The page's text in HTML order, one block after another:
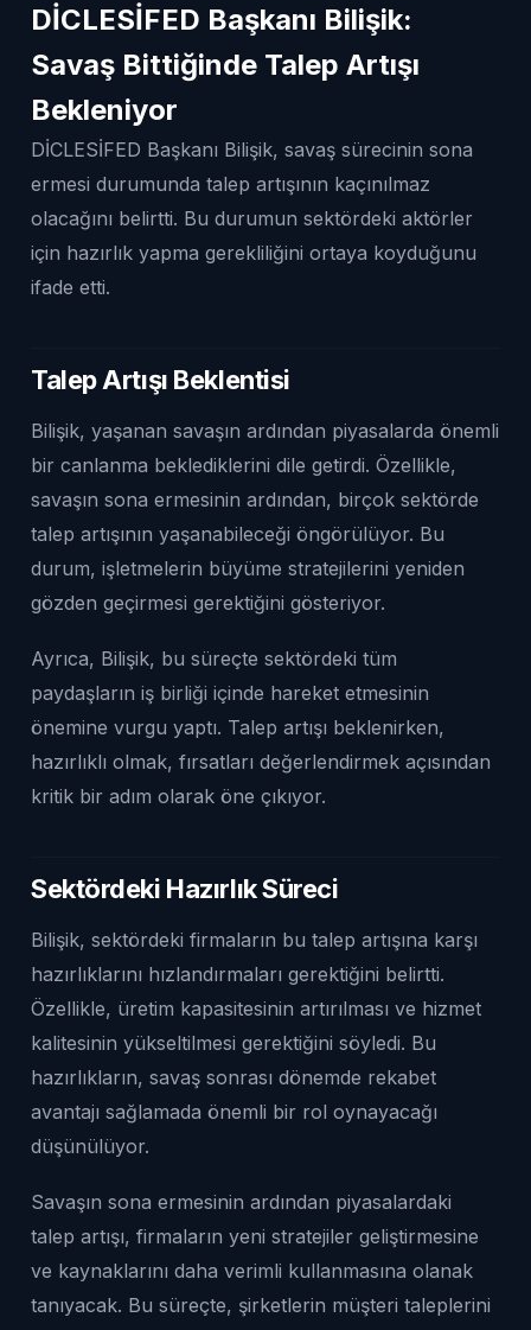
DİCLESİFED Başkanı Bilişik:
Savaş Bittiğinde Talep Artışı
Bekleniyor
DİCLESİFED Başkanı Bilişik, savaş sürecinin sona
ermesi durumunda talep artışının kaçınılmaz
olacağını belirtti. Bu durumun sektördeki aktörler
için hazırlık yapma gerekliliğini ortaya koyduğunu
ifade etti.
Talep Artışı Beklentisi
Bilişik, yaşanan savaşın ardından piyasalarda önemli
bir canlanma beklediklerini dile getirdi. Özellikle,
savaşın sona ermesinin ardından, birçok sektörde
talep artışının yaşanabileceği öngörülüyor. Bu
durum, işletmelerin büyüme stratejilerini yeniden
gözden geçirmesi gerektiğini gösteriyor.
Ayrıca, Bilişik, bu süreçte sektördeki tüm
paydaşların iş birliği içinde hareket etmesinin
önemine vurgu yaptı. Talep artışı beklenirken,
hazırlıklı olmak, fırsatları değerlendirmek açısından
kritik bir adım olarak öne çıkıyor.
Sektördeki Hazırlık Süreci
Bilişik, sektördeki firmaların bu talep artışına karşı
hazırlıklarını hızlandırmaları gerektiğini belirtti.
Özellikle, üretim kapasitesinin artırılması ve hizmet
kalitesinin yükseltilmesi gerektiğini söyledi. Bu
hazırlıkların, savaş sonrası dönemde rekabet
avantajı sağlamada önemli bir rol oynayacağı
düşünülüyor.
Savaşın sona ermesinin ardından piyasalardaki
talep artışı, firmaların yeni stratejiler geliştirmesine
ve kaynaklarını daha verimli kullanmasına olanak
tanıyacak. Bu süreçte, şirketlerin müşteri taleplerini